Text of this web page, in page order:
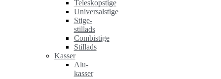
Teleskopstige
Universalstige
Stige-
stillads
Combistige
Stillads
Kasser
Alu-
kasser